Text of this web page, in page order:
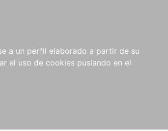
a un perfil elaborado a partir de su
el uso de cookies puslando en el